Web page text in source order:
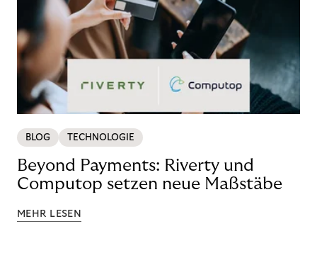
BLOG TECHNOLOGIE
Beyond Payments: Riverty und
Computop setzen neue Maßstäbe
MEHR LESEN